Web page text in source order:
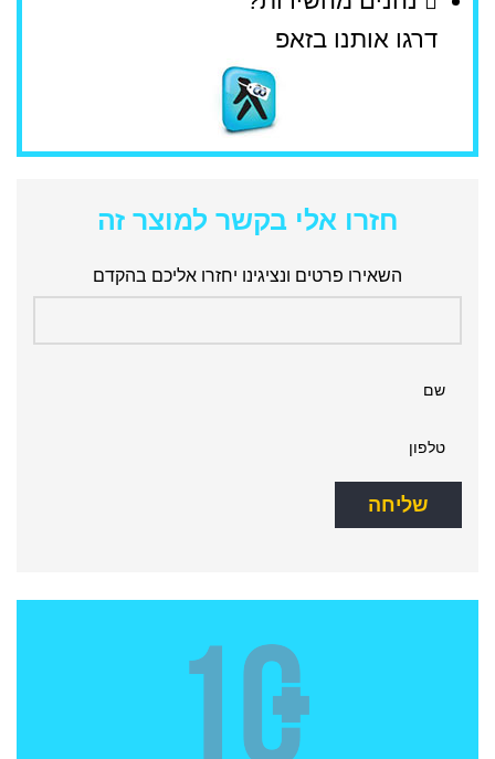
דרגו אותנו בזאפ
חזרו אלי בקשר למוצר זה
השאירו פרטים ונציגינו יחזרו אליכם בהקדם